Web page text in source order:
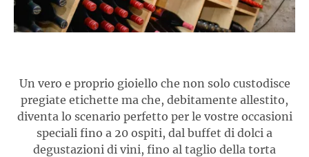
Un vero e proprio gioiello che non solo custodisce
pregiate etichette ma che, debitamente allestito,
diventa lo scenario perfetto per le vostre occasioni
speciali fino a 20 ospiti, dal buffet di dolci a
degustazioni di vini, fino al taglio della torta